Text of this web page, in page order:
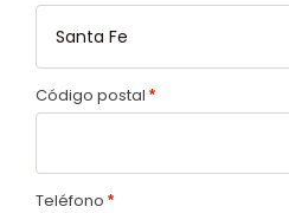
Código postal *
Teléfono *